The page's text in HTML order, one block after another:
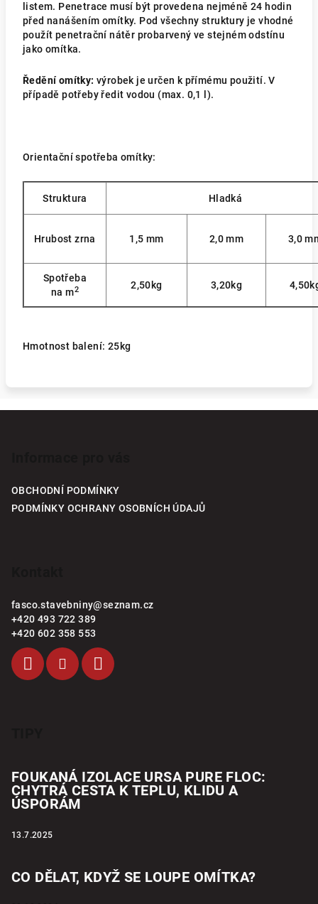
listem. Penetrace musí být provedena nejméně 24 hodin
před nanášením omítky. Pod všechny struktury je vhodné
použít penetrační nátěr probarvený ve stejném odstínu
jako omítka.
Ředění omítky: výrobek je určen k přímému použití. V
případě potřeby ředit vodou (max. 0,1 l).
Orientační spotřeba omítky:
Struktura Hladká
Hrubost zrna 1,5 mm 2,0 mm 3,0
Spotřeba
na m2 2,50kg 3,20kg
Hmotnost balení: 25kg
OBCHODNÍ PODMÍNKY
PODMÍNKY OCHRANY OSOBNÍCH ÚDAJŮ
fasco.stavebniny@seznam.cz
+420 493 722 389
+420 602 358 553
FOUKANÁ IZOLACE URSA PURE FLOC:
CHYTRÁ CESTA K TEPLU, KLIDU A
ÚSPORÁM
13.7.2025
CO DĚLAT, KDYŽ SE LOUPE OMÍTKA?